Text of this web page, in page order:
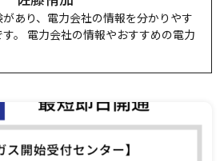
あり、電力会社の情報を分かりやす
。 電力会社の情報やおすすめの電力